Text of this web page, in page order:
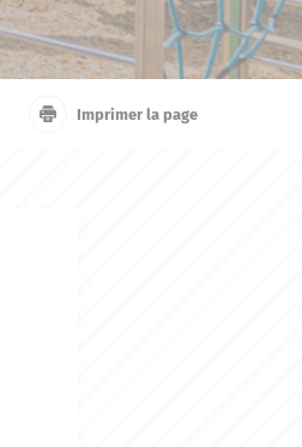
Touriste
Imprimer la page